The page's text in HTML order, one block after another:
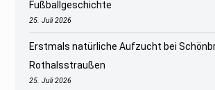
Fußballgeschichte
25. Juli 2026
Erstmals natürliche Aufzucht bei
Rothalsstraußen
25. Juli 2026